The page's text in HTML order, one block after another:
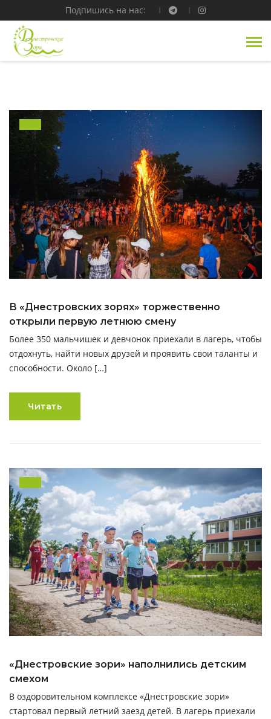
Подпишись на нас:
В «Днестровских зорях» торжественно
открыли первую летнюю смену
Более 350 мальчишек и девчонок приехали в лагерь, чтобы
отдохнуть, найти новых друзей и проявить свои таланты и
способности. Около […]
Читать
«Днестровские зори» наполнились детским
смехом
В оздоровительном комплексе «Днестровские зори»
стартовал первый летний заезд детей. В лагерь приехали